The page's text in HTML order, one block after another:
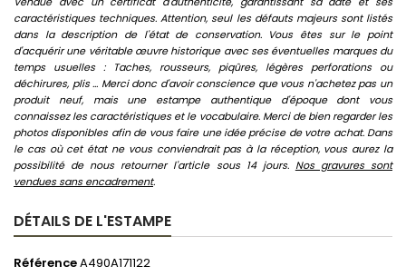
caractéristiques techniques. Attention, seul les défauts majeurs sont listés
dans la description de l'état de conservation. Vous êtes sur le point
d'acquérir une véritable œuvre historique avec ses éventuelles marques du
temps usuelles : Taches, rousseurs, piqûres, légères perforations ou
déchirures, plis ... Merci donc d'avoir conscience que vous n'achetez pas un
produit neuf, mais une estampe authentique d'époque dont vous
connaissez les caractéristiques et le vocabulaire. Merci de bien regarder les
photos disponibles afin de vous faire une idée précise de votre achat. Dans
le cas où cet état ne vous conviendrait pas à la réception, vous aurez la
possibilité de nous retourner l'article sous 14 jours. Nos gravures sont
vendues sans encadrement.
DÉTAILS DE L'ESTAMPE
RéférenceA490A171122